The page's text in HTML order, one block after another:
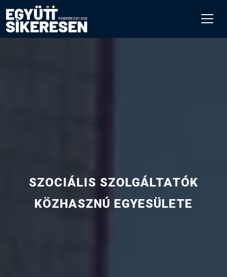
SZOCIÁLIS SZOLGÁLTATÓK
KÖZHASZNÚ EGYESÜLETE